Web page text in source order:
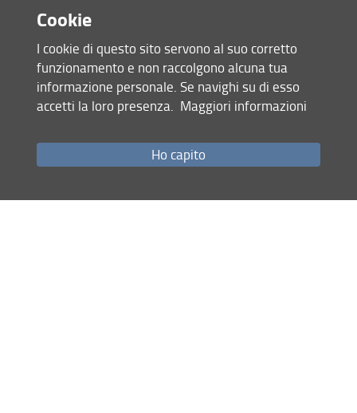
"ecoanxiety and ecogenerativity" affinché sia fornito loro
un pass per partecipare alle attività, per maggiori
informazioni è possibile contattare la Prof. Cosci
(fiammetta.cosci@unifi.it).
Cookie
I cookie di questo sito servono al suo corretto
funzionamento e non raccolgono alcuna tua
informazione personale. Se navighi su di esso
accetti la loro presenza. Maggiori informazioni
Ho capito